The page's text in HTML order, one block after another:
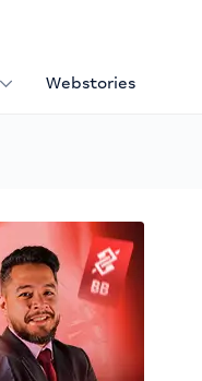
Webstories